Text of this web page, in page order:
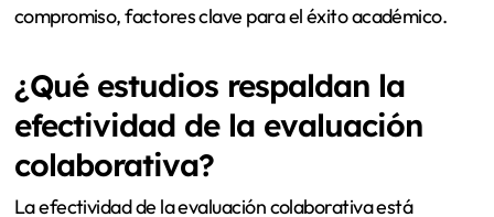
compromiso, factores clave para el éxito académico.
¿Qué estudios respaldan la
efectividad de la evaluación
colaborativa?
La efectividad de la evaluación colaborativa está